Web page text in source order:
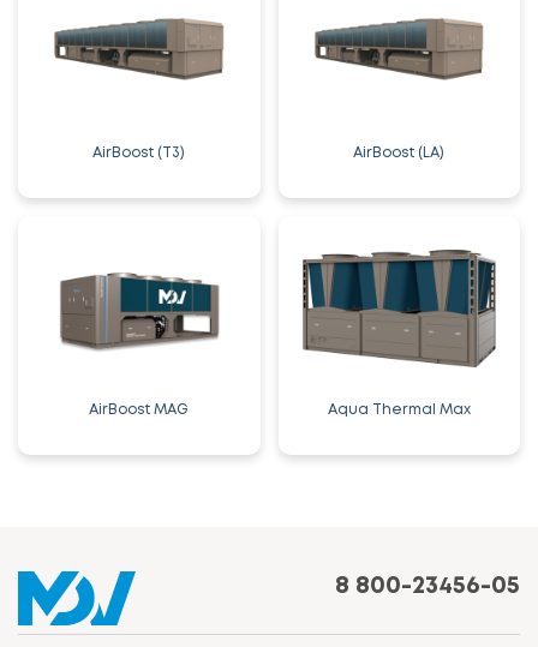
AirBoost (T3) AirBoost (LA)
AirBoost MAG Aqua Thermal Max
8 800-23456-05